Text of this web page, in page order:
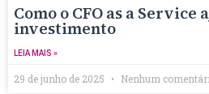
Como o CFO as a Service
investimento
LEIA MAIS »
29 de junho de 2025 Nenhum